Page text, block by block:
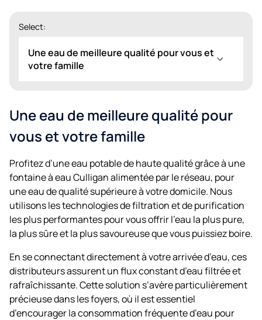
Select:
Une eau de meilleure qualité pour vous et
votre famille
Une eau de meilleure qualité pour
vous et votre famille
Profitez d’une eau potable de haute qualité grâce à une
fontaine à eau Culligan alimentée par le réseau, pour
une eau de qualité supérieure à votre domicile. Nous
utilisons les technologies de filtration et de purification
les plus performantes pour vous offrir l’eau la plus pure,
la plus sûre et la plus savoureuse que vous puissiez boire.
En se connectant directement à votre arrivée d’eau, ces
distributeurs assurent un flux constant d’eau filtrée et
rafraîchissante. Cette solution s’avère particulièrement
précieuse dans les foyers, où il est essentiel
d’encourager la consommation fréquente d’eau pour